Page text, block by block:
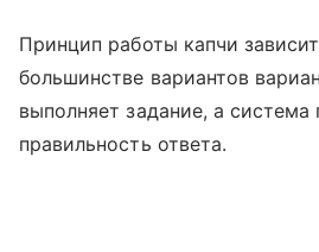
Принцип работы капчи
большинстве вариантов
выполняет задание, а система
правильность ответа.